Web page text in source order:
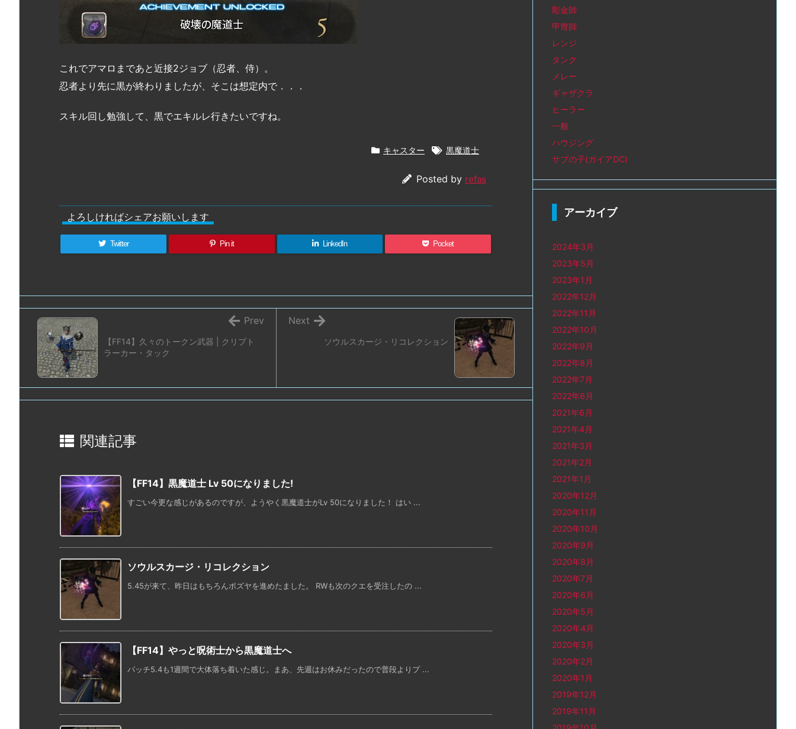
これでアマロまであと近接2ジョブ（忍者、侍）。
忍者より先に黒が終わりましたが、そこは想定内で．．．
スキル回し勉強して、黒でエキルレ行きたいですね。
キャスター 黒魔道士
Posted by refas
よろしければシェアお願いします
Twitter Pin it LinkedIn Pocket
ソウルスカージ・リコレクション
Next
【FF14】久々のトークン武器 | クリプト
ラーカー・タック
Prev
関連記事
【FF14】黒魔道士 Lv 50になりました!
すごい今更な感じがあるのですが、ようやく黒魔道士がLv 50になりました！ はい ...
ソウルスカージ・リコレクション
5.45が来て、昨日はもちろんボズヤを進めたました。 RWも次のクエを受注したの ...
【FF14】やっと呪術士から黒魔道士へ
パッチ5.4も1週間で大体落ち着いた感じ。まあ、先週はお休みだったので普段よりプ ...
彫金師
甲冑師
レンジ
タンク
メレー
ギャザクラ
ヒーラー
一般
ハウジング
サブの子(ガイアDC)
アーカイブ
2024年3月
2023年5月
2023年1月
2022年12月
2022年11月
2022年10月
2022年9月
2022年8月
2022年7月
2022年6月
2021年6月
2021年4月
2021年3月
2021年2月
2021年1月
2020年12月
2020年11月
2020年10月
2020年9月
2020年8月
2020年7月
2020年6月
2020年5月
2020年4月
2020年3月
2020年2月
2020年1月
2019年12月
2019年11月